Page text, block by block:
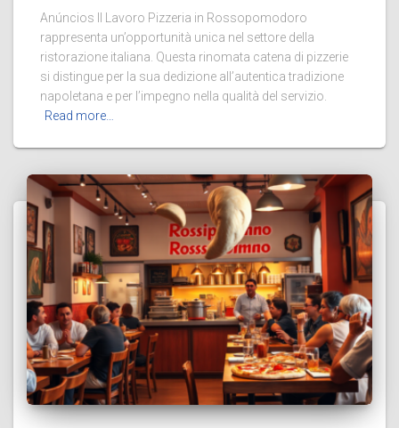
Anúncios Il Lavoro Pizzeria in Rossopomodoro
rappresenta un’opportunità unica nel settore della
ristorazione italiana. Questa rinomata catena di pizzerie
si distingue per la sua dedizione all’autentica tradizione
napoletana e per l’impegno nella qualità del servizio.
Read more…